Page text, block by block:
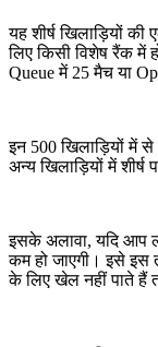
यह शीर्ष खिलाड़ियों
लिए किसी विशेष रैंक में
Queue में 25 मैच या
इन 500 खिलाड़ियों में
अन्य खिलाड़ियों में शीर्ष
इसके अलावा, यदि आप
कम हो जाएगी। इसे इस
के लिए खेल नहीं पाते हैं